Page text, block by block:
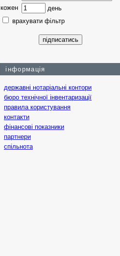
кожен
день
врахувати фільтр
інформація
державні нотаріальні контори
бюро технічної інвентаризації
правила користування
контакти
фінансові показники
партнери
спільнота